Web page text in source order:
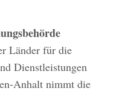
Länder für die
Dienstleistungen
Anhalt nimmt die